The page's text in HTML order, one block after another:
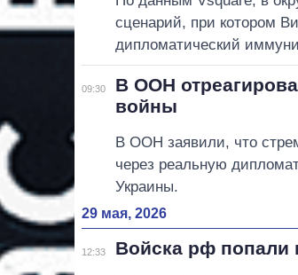
сценарий, при котором
дипломатический
09:30
В ООН
войны
В ООН заявили, что
через реальную
Украины.
29 мая, 2026
12:33 Войска рф попали